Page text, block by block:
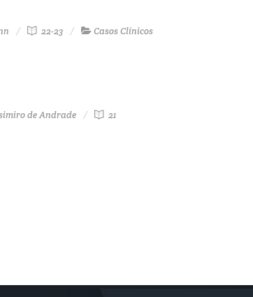
22-23 Casos Clínicos
de Andrade
21